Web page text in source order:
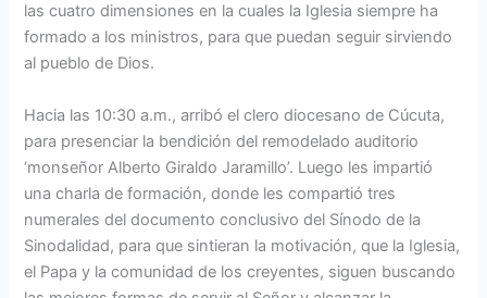
las cuatro dimensiones en la cuales la Iglesia siempre ha
formado a los ministros, para que puedan seguir sirviendo
al pueblo de Dios.
Hacia las 10:30 a.m., arribó el clero diocesano de Cúcuta,
para presenciar la bendición del remodelado auditorio
‘monseñor Alberto Giraldo Jaramillo’. Luego les impartió
una charla de formación, donde les compartió tres
numerales del documento conclusivo del Sínodo de la
Sinodalidad, para que sintieran la motivación, que la Iglesia,
el Papa y la comunidad de los creyentes, siguen buscando